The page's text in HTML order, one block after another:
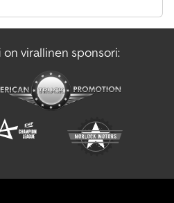
virallinen sponsori: